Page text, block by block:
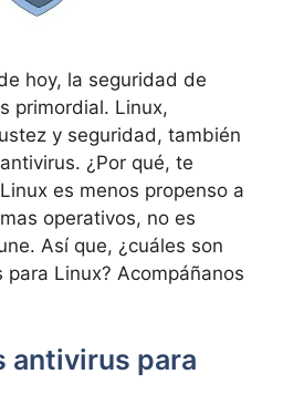
hoy, la seguridad de
primordial. Linux,
y seguridad, también
¿Por qué, te
es menos propenso a
operativos, no es
Así que, ¿cuáles son
Linux? Acompáñanos
antivirus para